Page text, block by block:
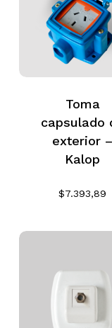
No
Toma
capsulado
exterior –
Kalop
$7.393,89